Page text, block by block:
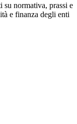
normativa, prassi e
e finanza degli enti